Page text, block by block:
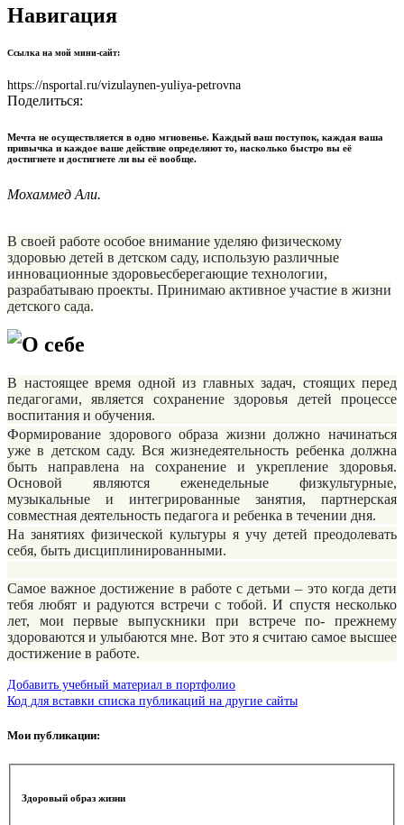
Навигация
Ссылка на мой мини-сайт:
https://nsportal.ru/vizulaynen-yuliya-petrovna
Поделиться:
Мечта не осуществляется в одно мгновенье. Каждый ваш поступок, каждая ваша
привычка и каждое ваше действие определяют то, насколько быстро вы её
достигнете и достигнете ли вы её вообще.
Мoхаммед Али.
В своей работе особое внимание уделяю физическому
здоровью детей в детском саду, использую различные
инновационные здоровьесберегающие технологии,
разрабатываю проекты. Принимаю активное участие в жизни
детского сада.
О себе
В настоящее время одной из главных задач, стоящих перед
педагогами, является сохранение здоровья детей процессе
воспитания и обучения.
Формирование здорового образа жизни должно начинаться
уже в детском саду. Вся жизнедеятельность ребенка должна
быть направлена на сохранение и укрепление здоровья.
Основой являются еженедельные физкультурные,
музыкальные и интегрированные занятия, партнерская
совместная деятельность педагога и ребенка в течении дня.
На занятиях физической культуры я учу детей преодолевать
себя, быть дисциплинированными.
Самое важное достижение в работе с детьми – это когда дети
тебя любят и радуются встречи с тобой. И спустя несколько
лет, мои первые выпускники при встрече по- прежнему
здороваются и улыбаются мне. Вот это я считаю самое высшее
достижение в работе.
Добавить учебный материал в портфолио
Код для вставки списка публикаций на другие сайты
Мои публикации:
Здоровый образ жизни